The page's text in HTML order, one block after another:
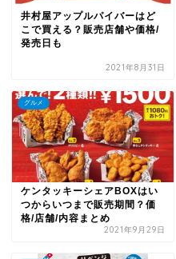
井村屋アップルパイバーはど
こで買える？販売店舗や価格/
発売日も
2021年8月31日
グルメ
ケンタッキーシェアBOXはい
つからいつまで販売期間？価
格/店舗/内容まとめ
2021年9月29日